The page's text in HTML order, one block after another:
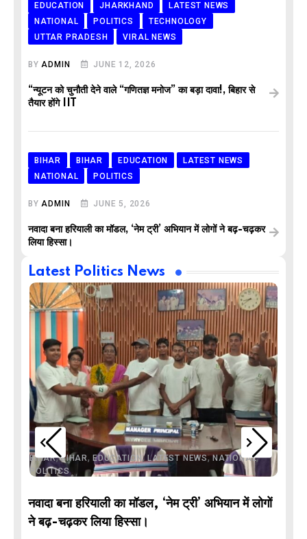
EDUCATION
JHARKHAND
LATEST NEWS
NATIONAL
POLITICS
TECHNOLOGY
UTTAR PRADESH
VIRAL NEWS
BYADMIN JUNE 12, 2026
“न्यूटन को चुनौती देने वाले “गणितज्ञ मनोज” का बड़ा दावा!, बिहार से
तैयार होंगे IIT
BIHAR BIHAR EDUCATION
LATEST NEWS
NATIONAL
POLITICS
BYADMIN JUNE 5, 2026
नवादा बना हरियाली का मॉडल, ‘नेम ट्री’ अभियान में लोगों ने बढ़-चढ़कर
लिया हिस्सा।
Latest Politics News
BIHAR,BIHAR, EDUCATION,LATEST NEWS,NATIONAL,
POLITICS
नवादा बना हरियाली का मॉडल, ‘नेम ट्री’ अभियान में लोगों
ने बढ़-चढ़कर लिया हिस्सा।